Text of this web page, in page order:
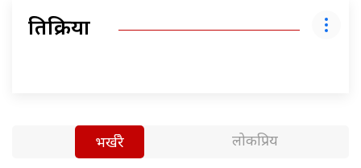
प्रतिक्रिया
भर्खरै लोकप्रिय